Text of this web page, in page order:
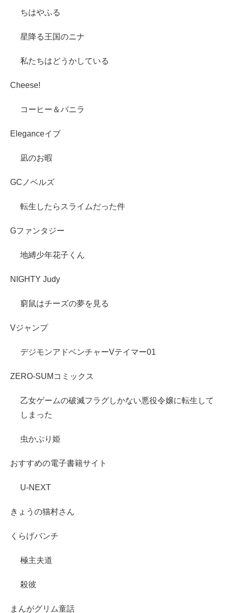
ちはやふる
星降る王国のニナ
私たちはどうかしている
Cheese!
コーヒー＆バニラ
Eleganceイブ
凪のお暇
GCノベルズ
転生したらスライムだった件
Gファンタジー
地縛少年花子くん
NIGHTY Judy
窮鼠はチーズの夢を見る
Vジャンプ
デジモンアドベンチャーVテイマー01
ZERO-SUMコミックス
乙女ゲームの破滅フラグしかない悪役令嬢に転生して
しまった
虫かぶり姫
おすすめの電子書籍サイト
U-NEXT
きょうの猫村さん
くらげバンチ
極主夫道
殺彼
まんがグリム童話